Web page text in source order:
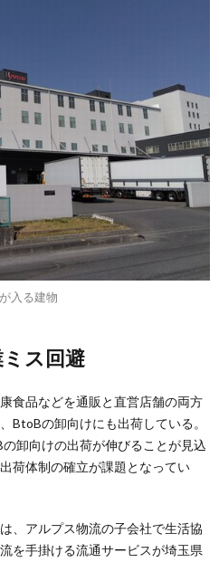
入る建物
ミス回避
食品などを通販と直営店舗の両方
BtoBの卸向けにも出荷している。
卸向けの出荷が伸びることが見込
荷体制の確立が課題となってい
、アルプス物流の子会社で生活協
を手掛ける流通サービスが埼玉県